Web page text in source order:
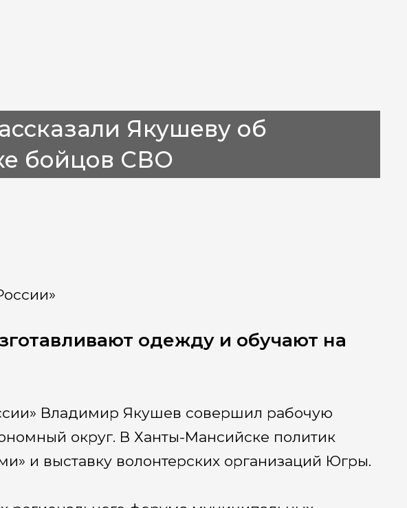
Якушеву об
бойцов СВО
одежду и обучают на
Владимир Якушев совершил рабочую
округ. В Ханты-Мансийске политик
и выставку волонтерских организаций Югры.